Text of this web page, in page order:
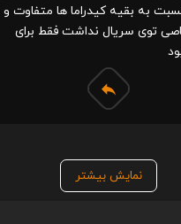
به بقیه کیدراما ها متفاوت و
توی سریال نداشت فقط برای
نمایش بیشتر